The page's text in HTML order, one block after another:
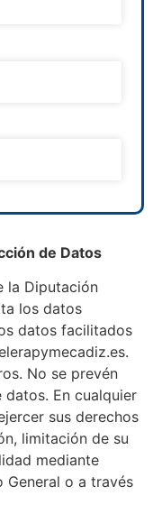
de Datos
la Diputación
los datos
datos facilitados
No se prevén
En cualquier
sus derechos
limitación de su
mediante
General o a través